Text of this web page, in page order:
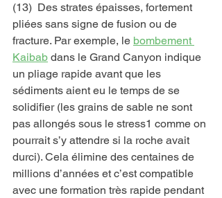
(13)  Des strates épaisses, fortement
pliées sans signe de fusion ou de
fracture. Par exemple, le bombement
Kaibab dans le Grand Canyon indique
un pliage rapide avant que les
sédiments aient eu le temps de se
solidifier (les grains de sable ne sont
pas allongés sous le stress1 comme on
pourrait s’y attendre si la roche avait
durci). Cela élimine des centaines de
millions d’années et c’est compatible
avec une formation très rapide pendant